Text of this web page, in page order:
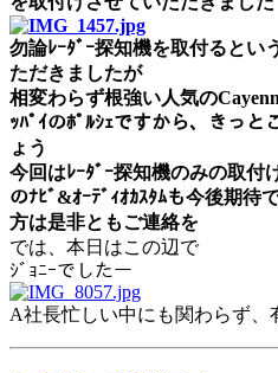
勿論ﾚｰﾀﾞｰ探知機を取付るとい
ただきましたが
相変わらず根強い人気の
ｯﾊﾟｲのﾎﾟﾙｼｪですから、きっと
ょう
今回はﾚｰﾀﾞｰ探知機のみの取付
のﾅﾋﾞ&ｵｰﾃﾞｨｵｶｽﾀﾑも今後期待
方は是非ともご連絡を
では、本日はこの辺で
ｼﾞｮﾆｰでしたー
A社長忙しい中にも関わらず、